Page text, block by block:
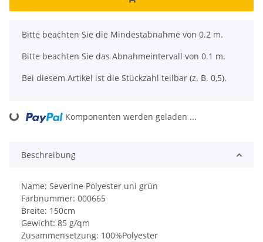
x
Bitte beachten Sie die Mindestabnahme von 0.2 m.
Bitte beachten Sie das Abnahmeintervall von 0.1 m.
Bei diesem Artikel ist die Stückzahl teilbar (z. B. 0,5).
Loading... Komponenten werden geladen ...
Beschreibung
Name: Severine Polyester uni grün
Farbnummer: 000665
Breite: 150cm
Gewicht: 85 g/qm
Zusammensetzung: 100%Polyester